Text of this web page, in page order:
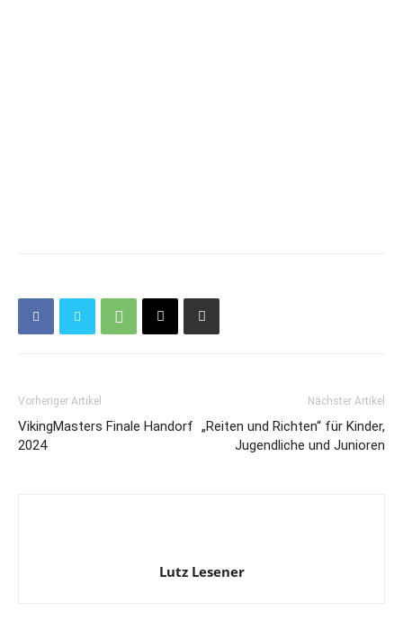
Vorheriger Artikel
VikingMasters Finale Handorf
2024
Nächster Artikel
„Reiten und Richten“ für Kinder,
Jugendliche und Junioren
Lutz Lesener